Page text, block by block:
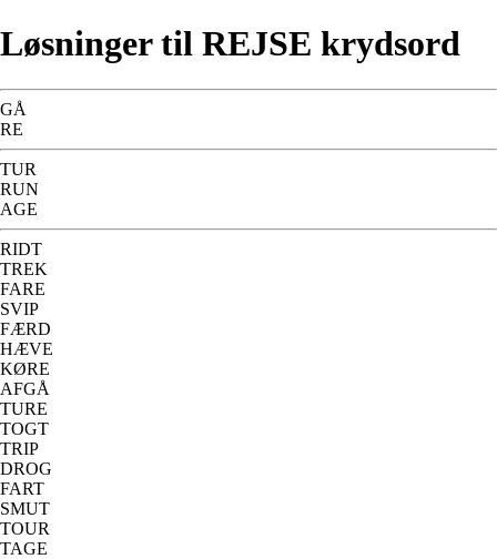
Løsninger til REJSE krydsord
GÅ
RE
TUR
RUN
AGE
RIDT
TREK
FARE
SVIP
FÆRD
HÆVE
KØRE
AFGÅ
TURE
TOGT
TRIP
DROG
FART
SMUT
TOUR
TAGE